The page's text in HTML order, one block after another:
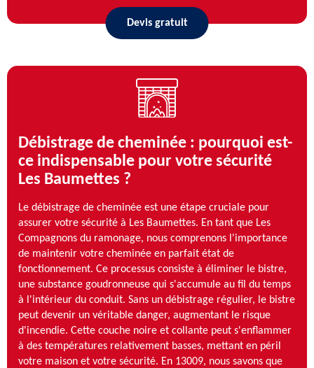
Devis gratuit
Débistrage de cheminée : pourquoi est-
ce indispensable pour votre sécurité
Les Baumettes ?
Le débistrage de cheminée est une étape cruciale pour
assurer votre sécurité à Les Baumettes. En tant que Les
Compagnons du ramonage, nous comprenons l'importance
de maintenir votre cheminée en parfait état de
fonctionnement. Ce processus consiste à éliminer le bistre,
une substance goudronneuse qui s'accumule au fil du temps
à l'intérieur du conduit. Sans un débistrage régulier, le bistre
peut devenir un véritable danger, augmentant le risque
d'incendie. Cette couche noire et collante peut s'enflammer
à des températures relativement basses, mettant en péril
votre maison et votre sécurité. En 13009, nous savons que